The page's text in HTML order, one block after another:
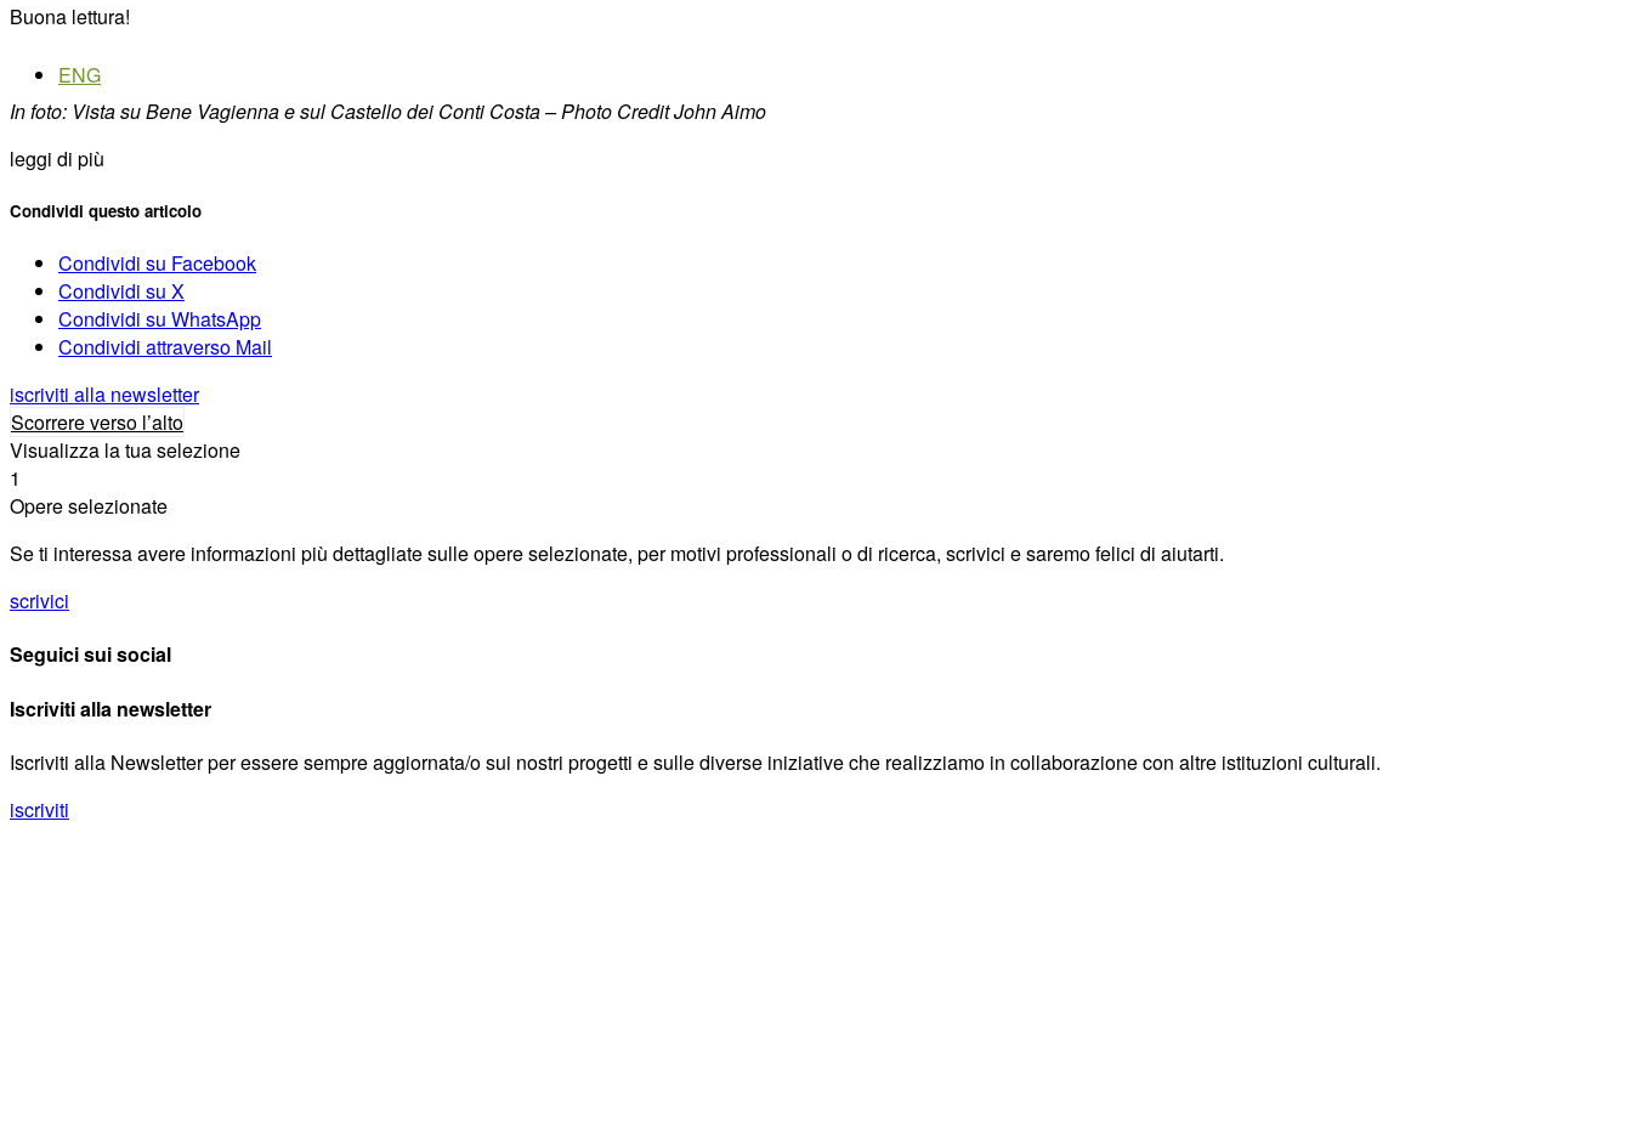
ENG
Buona lettura!
In foto: Vista su Bene Vagienna e sul Castello dei Conti Costa – Photo Credit John Aimo
leggi di più
Condividi questo articolo
Condividi su Facebook
Condividi su X
Condividi su WhatsApp
Condividi attraverso Mail
iscriviti alla newsletter
Scorrere verso l’alto
Visualizza la tua selezione
1
Opere selezionate
Se ti interessa avere informazioni più dettagliate sulle opere selezionate, per motivi professionali o di ricerca, scrivici e saremo felici di aiutarti.
scrivici
Seguici sui social
Iscriviti alla newsletter
Iscriviti alla Newsletter per essere sempre aggiornata/o sui nostri progetti e sulle diverse iniziative che realizziamo in collaborazione con altre istituzioni culturali.
iscriviti